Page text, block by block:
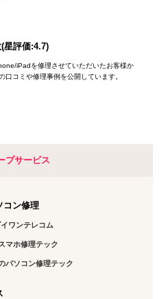
星評価:4.7)
iPadを修理させていただいたお客様か
口コミや修理事例を公開しています。
プサービス
コン修理
ワンテレコム
マホ修理テック
パソコン修理テック